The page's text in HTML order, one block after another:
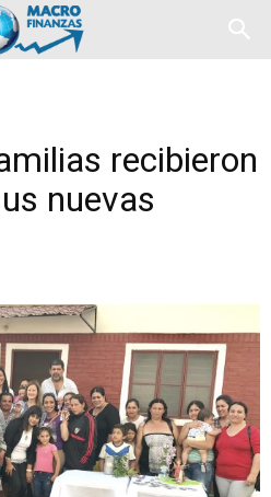
recibieron
nuevas